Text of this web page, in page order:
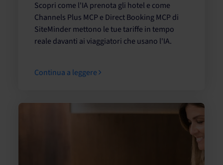
Scopri come l'IA prenota gli hotel e come
Channels Plus MCP e Direct Booking MCP di
SiteMinder mettono le tue tariffe in tempo
reale davanti ai viaggiatori che usano l'IA.
Continua a leggere